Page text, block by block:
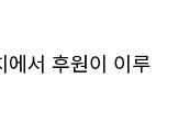
서 후원이 이루